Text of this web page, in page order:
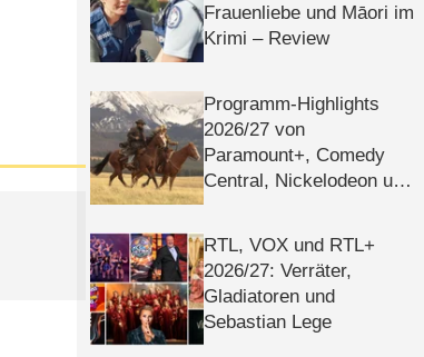
Frauenliebe und Māori im
Krimi – Review
Programm-Highlights
2026/​27 von
Paramount+, Comedy
Central, Nickelodeon und
RTL, VOX und RTL+
2026/​27: Verräter,
Gladiatoren und
Sebastian Lege